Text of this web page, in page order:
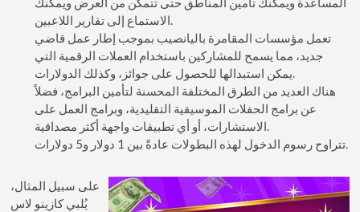
تعمل مؤسسات المقامرة باليانصيب بموجب إطار عمل قاضي
جديد، مما يسمح للمشاركين باستخدام العملات الرقمية التي
هناك العديد من الطرق المختلفة المحسنة لتأمين البرامج، فضلاً
عن برامج الحفلات الموسيقية التقليدية، وبرامج العمل على
على سبيل المثال،
يُلبي كازينو لاس